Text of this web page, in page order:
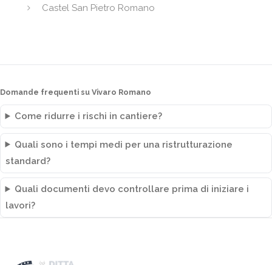
Castel San Pietro Romano
Domande frequenti su Vivaro Romano
Come ridurre i rischi in cantiere?
Quali sono i tempi medi per una ristrutturazione
standard?
Quali documenti devo controllare prima di iniziare i
lavori?